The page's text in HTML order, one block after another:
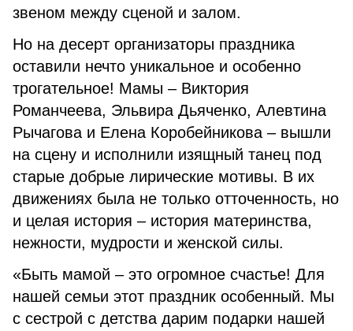
звеном между сценой и залом.
Но на десерт организаторы праздника
оставили нечто уникальное и особенно
трогательное! Мамы – Виктория
Романчеева, Эльвира Дьяченко, Алевтина
Рычагова и Елена Коробейникова – вышли
на сцену и исполнили изящный танец под
старые добрые лирические мотивы. В их
движениях была не только отточенность, но
и целая история – история материнства,
нежности, мудрости и женской силы.
«Быть мамой – это огромное счастье! Для
нашей семьи этот праздник особенный. Мы
с сестрой с детства дарим подарки нашей